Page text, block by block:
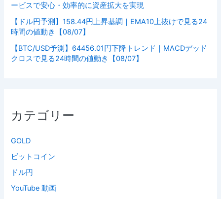
ービスで安心・効率的に資産拡大を実現
【ドル円予測】158.44円上昇基調｜EMA10上抜けで見る24
時間の値動き【08/07】
【BTC/USD予測】64456.01円下降トレンド｜MACDデッド
クロスで見る24時間の値動き【08/07】
カテゴリー
GOLD
ビットコイン
ドル円
YouTube 動画